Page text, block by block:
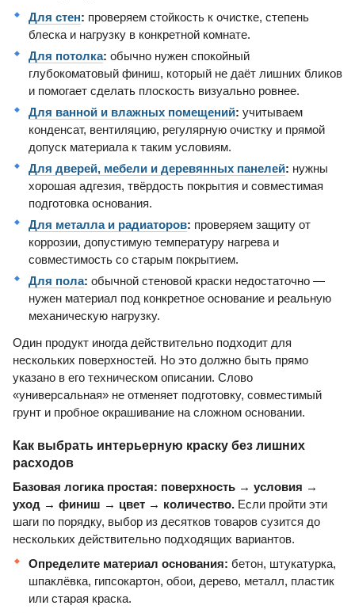
Для стен: проверяем стойкость к очистке, степень
блеска и нагрузку в конкретной комнате.
Для потолка: обычно нужен спокойный
глубокоматовый финиш, который не даёт лишних бликов
и помогает сделать плоскость визуально ровнее.
Для ванной и влажных помещений: учитываем
конденсат, вентиляцию, регулярную очистку и прямой
допуск материала к таким условиям.
Для дверей, мебели и деревянных панелей: нужны
хорошая адгезия, твёрдость покрытия и совместимая
подготовка основания.
Для металла и радиаторов: проверяем защиту от
коррозии, допустимую температуру нагрева и
совместимость со старым покрытием.
Для пола: обычной стеновой краски недостаточно —
нужен материал под конкретное основание и реальную
механическую нагрузку.
Один продукт иногда действительно подходит для
нескольких поверхностей. Но это должно быть прямо
указано в его техническом описании. Слово
«универсальная» не отменяет подготовку, совместимый
грунт и пробное окрашивание на сложном основании.
Как выбрать интерьерную краску без лишних
расходов
Базовая логика простая: поверхность → условия →
уход → финиш → цвет → количество. Если пройти эти
шаги по порядку, выбор из десятков товаров сузится до
нескольких действительно подходящих вариантов.
Определите материал основания: бетон, штукатурка,
шпаклёвка, гипсокартон, обои, дерево, металл, пластик
или старая краска.